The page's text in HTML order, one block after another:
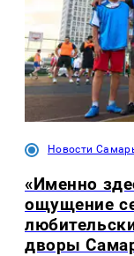
Новости
«Именно
ощущение
дворы